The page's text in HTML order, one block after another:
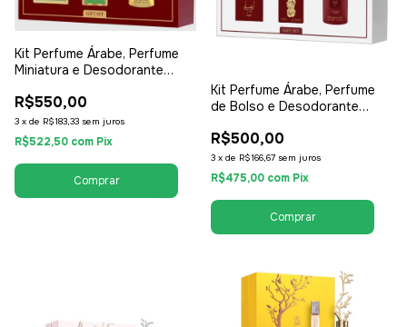
Kit Perfume Árabe, Perfume
Miniatura e Desodorante
EDP Eau de Parfum - Feminino
R$550,00
3 x de R$183,33 sem juros
R$522,50 com Pix
Kit Perfume Árabe, Perfume
de Bolso e Desodorante
Parfum - Unissex /
Compartilhável
R$500,00
3 x de R$166,67 sem juros
R$475,00 com Pix